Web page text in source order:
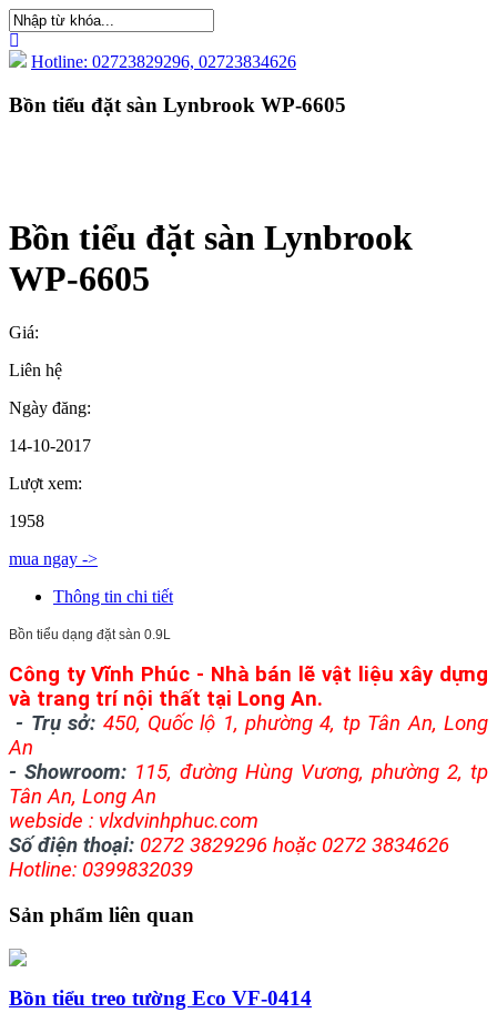
Hotline: 02723829296, 02723834626
Bồn tiểu đặt sàn Lynbrook WP-6605
Bồn tiểu đặt sàn Lynbrook
WP-6605
Giá:
Liên hệ
Ngày đăng:
14-10-2017
Lượt xem:
1958
mua ngay ->
Thông tin chi tiết
Bồn tiểu dạng đặt sàn 0.9L
Công ty Vĩnh Phúc - Nhà bán lẽ vật liệu xây dựng
và trang trí nội thất tại Long An.
- Trụ sở: 450, Quốc lộ 1, phường 4, tp Tân An, Long
An
- Showroom: 115, đường Hùng Vương, phường 2, tp
Tân An, Long An
webside : vlxdvinhphuc.com
Số điện thoại: 0272 3829296 hoặc 0272 3834626
Hotline: 0399832039
Sản phẩm liên quan
Bồn tiểu treo tường Eco VF-0414